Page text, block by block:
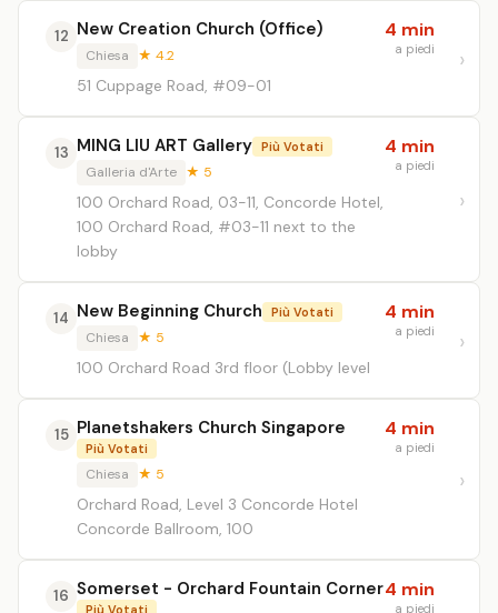
12 New Creation Church (Office)
Chiesa ★ 4.2
51 Cuppage Road, #09-01
4 min
a piedi
13 MING LIU ART Gallery Più Votati
Galleria d'Arte ★ 5
100 Orchard Road, 03-11, Concorde Hotel,
100 Orchard Road, #03-11 next to the
lobby
4 min
a piedi
14 New Beginning Church Più Votati
Chiesa ★ 5
100 Orchard Road 3rd floor (Lobby level
4 min
a piedi
15 Planetshakers Church Singapore
Più Votati
Chiesa ★ 5
Orchard Road, Level 3 Concorde Hotel
Concorde Ballroom, 100
4 min
a piedi
16 Somerset - Orchard Fountain Corner
Più Votati
4 min
a piedi